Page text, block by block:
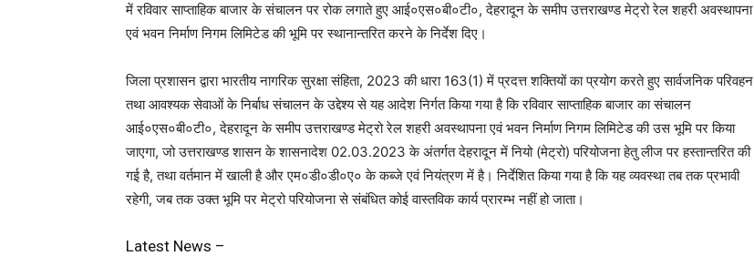
में रविवार साप्ताहिक बाजार के संचालन पर रोक लगाते हुए आई०एस०बी०टी०, देहरादून के समीप उत्तराखण्ड मेट्रो रेल शहरी अवस्थापना
एवं भवन निर्माण निगम लिमिटेड की भूमि पर स्थानान्तरित करने के निर्देश दिए।
जिला प्रशासन द्वारा भारतीय नागरिक सुरक्षा संहिता, 2023 की धारा 163(1) में प्रदत्त शक्तियों का प्रयोग करते हुए सार्वजनिक परिवहन
तथा आवश्यक सेवाओं के निर्बाध संचालन के उद्देश्य से यह आदेश निर्गत किया गया है कि रविवार साप्ताहिक बाजार का संचालन
आई०एस०बी०टी०, देहरादून के समीप उत्तराखण्ड मेट्रो रेल शहरी अवस्थापना एवं भवन निर्माण निगम लिमिटेड की उस भूमि पर किया
जाएगा, जो उत्तराखण्ड शासन के शासनादेश 02.03.2023 के अंतर्गत देहरादून में नियो (मेट्रो) परियोजना हेतु लीज पर हस्तान्तरित की
गई है, तथा वर्तमान में खाली है और एम०डी०डी०ए० के कब्जे एवं नियंत्रण में है। निर्देशित किया गया है कि यह व्यवस्था तब तक प्रभावी
रहेगी, जब तक उक्त भूमि पर मेट्रो परियोजना से संबंधित कोई वास्तविक कार्य प्रारम्भ नहीं हो जाता।
Latest News –